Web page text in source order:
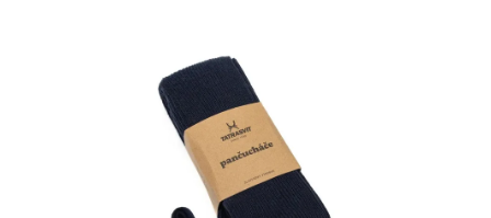
hviezdičiek.